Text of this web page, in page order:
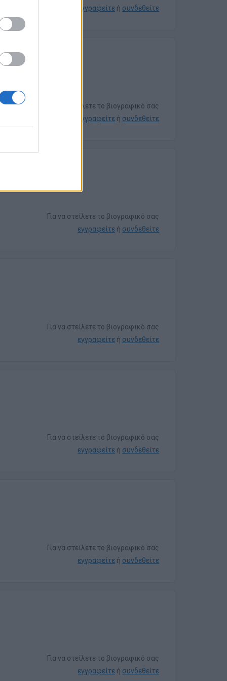
εγγραφείτε ή συνδεθείτε
Για να στείλετε το βιογραφικό σας
εγγραφείτε ή συνδεθείτε
Για να στείλετε το βιογραφικό σας
εγγραφείτε ή συνδεθείτε
Για να στείλετε το βιογραφικό σας
εγγραφείτε ή συνδεθείτε
Για να στείλετε το βιογραφικό σας
εγγραφείτε ή συνδεθείτε
Για να στείλετε το βιογραφικό σας
εγγραφείτε ή συνδεθείτε
Για να στείλετε το βιογραφικό σας
εγγραφείτε ή συνδεθείτε